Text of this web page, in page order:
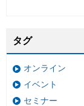
タグ
オンライン
イベント
セミナー